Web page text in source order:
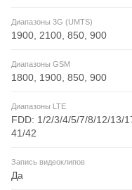
Диапазоны 3G (UMTS)
1900, 2100, 850, 900
Диапазоны GSM
1800, 1900, 850, 900
Диапазоны LTE
FDD: 1/2/3/4/5/7/8/12/13/
41/42
Запись видеоклипов
Да